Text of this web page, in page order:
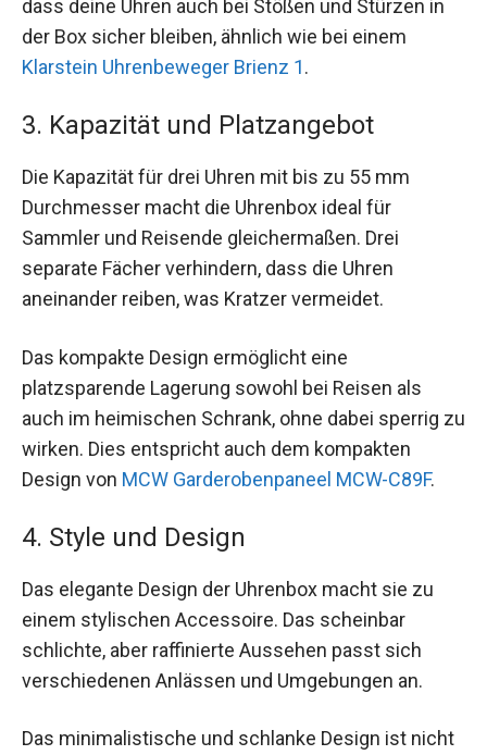
dass deine Uhren auch bei Stößen und Stürzen in
der Box sicher bleiben, ähnlich wie bei einem
Klarstein Uhrenbeweger Brienz 1.
3. Kapazität und Platzangebot
Die Kapazität für drei Uhren mit bis zu 55 mm
Durchmesser macht die Uhrenbox ideal für
Sammler und Reisende gleichermaßen. Drei
separate Fächer verhindern, dass die Uhren
aneinander reiben, was Kratzer vermeidet.
Das kompakte Design ermöglicht eine
platzsparende Lagerung sowohl bei Reisen als
auch im heimischen Schrank, ohne dabei sperrig zu
wirken. Dies entspricht auch dem kompakten
Design von MCW Garderobenpaneel MCW-C89F.
4. Style und Design
Das elegante Design der Uhrenbox macht sie zu
einem stylischen Accessoire. Das scheinbar
schlichte, aber raffinierte Aussehen passt sich
verschiedenen Anlässen und Umgebungen an.
Das minimalistische und schlanke Design ist nicht